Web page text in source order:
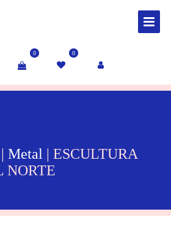
0 0
Metal
| ESCULTURA
NORTE